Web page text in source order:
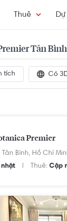
Thuê
Tân
tích Có
Premier
Tân Bình, Hồ Chí
Thuê: Cập